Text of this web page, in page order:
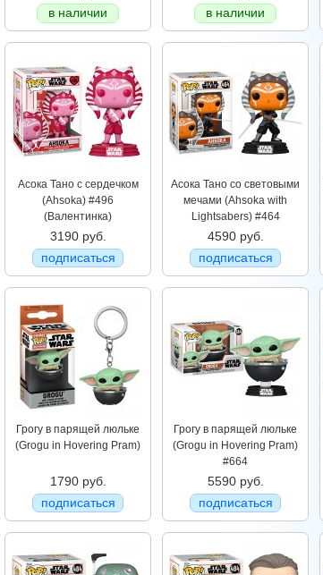
в наличии
в наличии
Асока Тано с сердечком
(Ahsoka) #496
(Валентинка)
3190 руб.
подписаться
Асока Тано со световыми
мечами (Ahsoka with
Lightsabers) #464
4590 руб.
подписаться
Грогу в парящей люльке
(Grogu in Hovering Pram)
1790 руб.
подписаться
Грогу в парящей люльке
(Grogu in Hovering Pram)
#664
5590 руб.
подписаться